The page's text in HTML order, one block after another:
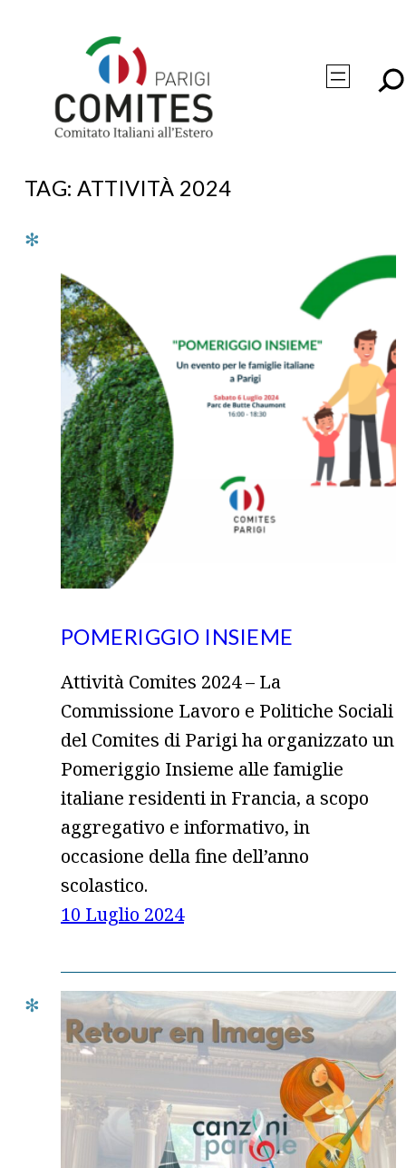
TAG:ATTIVITÀ 2024
POMERIGGIO INSIEME
Attività Comites 2024 – La
Commissione Lavoro e Politiche Sociali
del Comites di Parigi ha organizzato un
Pomeriggio Insieme alle famiglie
italiane residenti in Francia, a scopo
aggregativo e informativo, in
occasione della fine dell’anno
scolastico.
10 Luglio 2024